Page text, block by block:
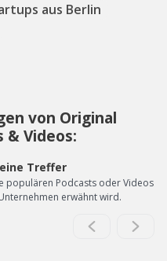
aus Berlin
von Original
& Videos:
Treffer
populären Podcasts oder Videos
erwähnt wird.